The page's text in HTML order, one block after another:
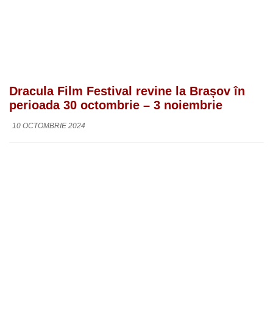
Dracula Film Festival revine la Brașov în
perioada 30 octombrie – 3 noiembrie
10 OCTOMBRIE 2024